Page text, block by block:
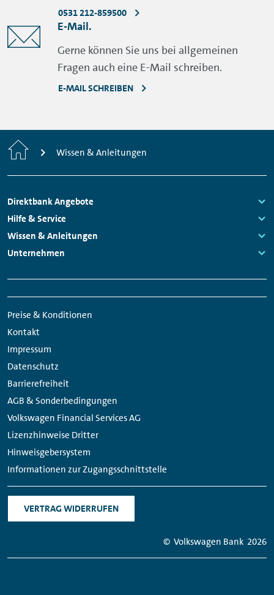
0531 212-859500
E-Mail.
Gerne können Sie uns bei allgemeinen
Fragen auch eine E-Mail schreiben.
E-MAIL SCHREIBEN
Home Wissen & Anleitungen
Footer
Navigation
Direktbank Angebote
Links:
Hilfe & Service
Links:
Wissen & Anleitungen
Links:
Unternehmen
Navigation
Preise & Konditionen
Kontakt
Impressum
Datenschutz
Barrierefreiheit
AGB & Sonderbedingungen
Volkswagen Financial Services AG
Lizenzhinweise Dritter
Hinweisgebersystem
Informationen zur Zugangsschnittstelle
VERTRAG WIDERRUFEN
Media
Links
© Volkswagen Bank 2026